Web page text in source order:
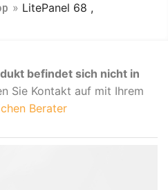
» LitePanel 68 ,
befindet sich nicht in
Sie Kontakt auf mit Ihrem
Berater